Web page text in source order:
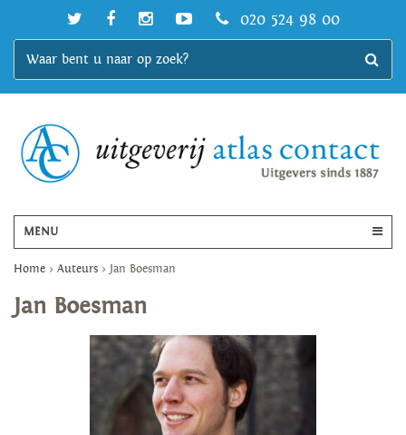
020 524 98 00
MENU
Home > Auteurs > Jan Boesman
Jan Boesman